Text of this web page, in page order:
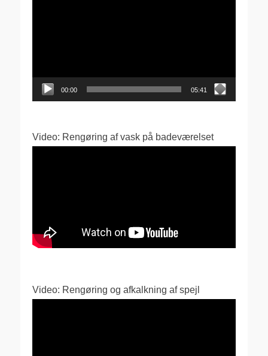
00:00 05:41
Video: Rengøring af vask på badeværelset
Video: Rengøring og afkalkning af spejl